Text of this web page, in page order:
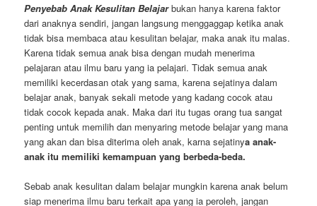
Penyebab Anak Kesulitan Belajarbukan hanya karena faktor
dari anaknya sendiri, jangan langsung menggaggap ketika anak
tidak bisa membaca atau kesulitan belajar, maka anak itu malas.
Karena tidak semua anak bisa dengan mudah menerima
pelajaran atau ilmu baru yang ia pelajari. Tidak semua anak
memiliki kecerdasan otak yang sama, karena sejatinya dalam
belajar anak, banyak sekali metode yang kadang cocok atau
tidak cocok kepada anak. Maka dari itu tugas orang tua sangat
penting untuk memilih dan menyaring metode belajar yang mana
yang akan dan bisa diterima oleh anak, karna sejatinya anak-
anak itu memiliki kemampuan yang berbeda-beda.
Sebab anak kesulitan dalam belajar mungkin karena anak belum
siap menerima ilmu baru terkait apa yang ia peroleh, jangan